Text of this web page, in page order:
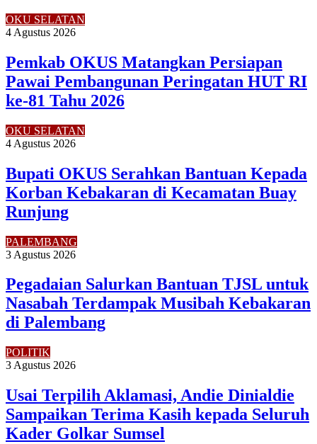
OKU SELATAN
4 Agustus 2026
Pemkab OKUS Matangkan Persiapan
Pawai Pembangunan Peringatan HUT RI
ke-81 Tahu 2026
OKU SELATAN
4 Agustus 2026
Bupati OKUS Serahkan Bantuan Kepada
Korban Kebakaran di Kecamatan Buay
Runjung
PALEMBANG
3 Agustus 2026
Pegadaian Salurkan Bantuan TJSL untuk
Nasabah Terdampak Musibah Kebakaran
di Palembang
POLITIK
3 Agustus 2026
Usai Terpilih Aklamasi, Andie Dinialdie
Sampaikan Terima Kasih kepada Seluruh
Kader Golkar Sumsel